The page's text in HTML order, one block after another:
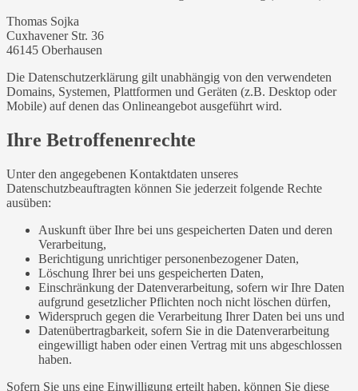
Thomas Sojka
Cuxhavener Str. 36
46145 Oberhausen
Die Datenschutzerklärung gilt unabhängig von den verwendeten
Domains, Systemen, Plattformen und Geräten (z.B. Desktop oder
Mobile) auf denen das Onlineangebot ausgeführt wird.
Ihre Betroffenenrechte
Unter den angegebenen Kontaktdaten unseres
Datenschutzbeauftragten können Sie jederzeit folgende Rechte
ausüben:
Auskunft über Ihre bei uns gespeicherten Daten und deren
Verarbeitung,
Berichtigung unrichtiger personenbezogener Daten,
Löschung Ihrer bei uns gespeicherten Daten,
Einschränkung der Datenverarbeitung, sofern wir Ihre Daten
aufgrund gesetzlicher Pflichten noch nicht löschen dürfen,
Widerspruch gegen die Verarbeitung Ihrer Daten bei uns und
Datenübertragbarkeit, sofern Sie in die Datenverarbeitung
eingewilligt haben oder einen Vertrag mit uns abgeschlossen
haben.
Sofern Sie uns eine Einwilligung erteilt haben, können Sie diese